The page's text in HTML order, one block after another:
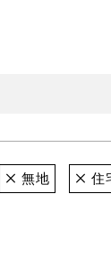
無地 住